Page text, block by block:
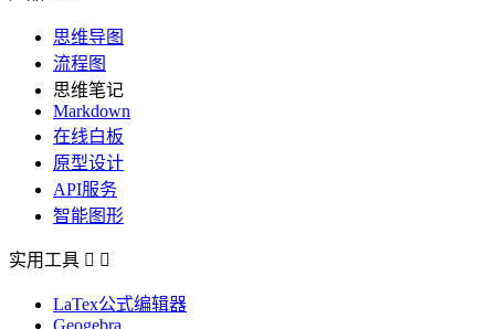
思维导图
流程图
思维笔记
Markdown
在线白板
原型设计
API服务
智能图形
实用工具  
LaTex公式编辑器
Geogebra